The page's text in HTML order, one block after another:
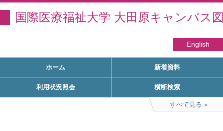
国際医療福祉大学 大田原キャンパス
English
ホーム 新着資料
利用状況照会 横断検索
すべて見る